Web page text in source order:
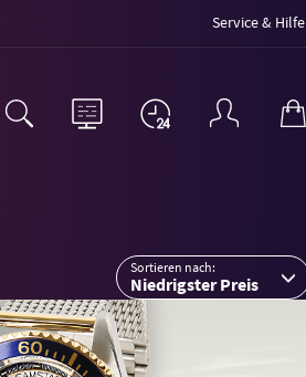
Service & Hilfe
Sortieren nach:
Niedrigster Preis